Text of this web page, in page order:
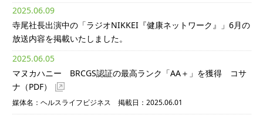
2025.06.09
寺尾社長出演中の「ラジオNIKKEI『健康ネットワーク』」6月の
放送内容を掲載いたしました。
2025.06.05
マヌカハニー BRCGS認証の最高ランク「AA＋」を獲得 コサ
ナ （PDF）
媒体名：ヘルスライフビジネス 掲載日：2025.06.01